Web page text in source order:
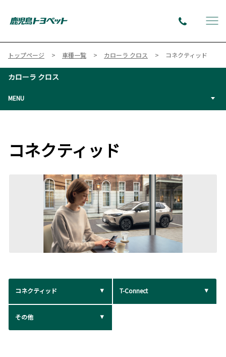
トップページ 車種一覧 カローラ クロス コネクティッド
カローラ クロス
MENU
コネクティッド
コネクティッド T-Connect
その他